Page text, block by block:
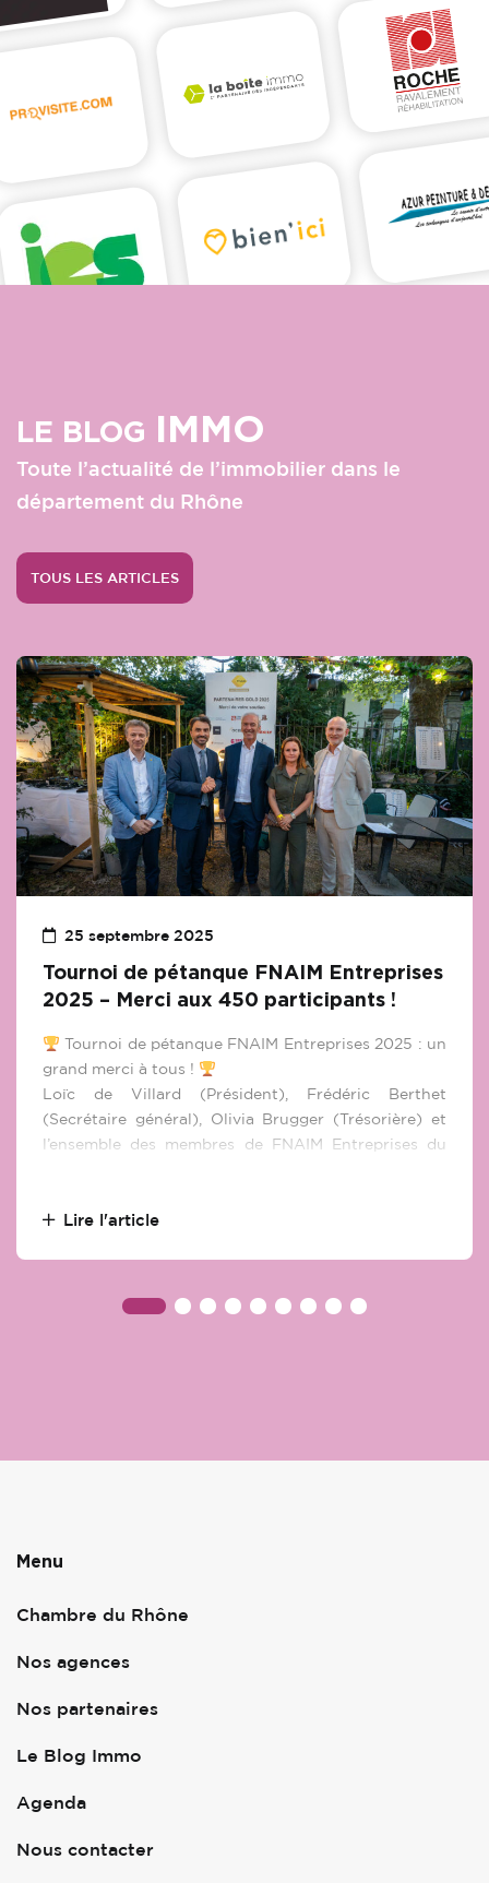
LE BLOG IMMO
Toute l’actualité de l’immobilier dans le
département du Rhône
TOUS LES ARTICLES
25 septembre 2025
Tournoi de pétanque FNAIM Entreprises
2025 – Merci aux 450 participants !
Tournoi de pétanque FNAIM Entreprises 2025 : un
grand merci à tous !
Loïc de Villard (Président), Frédéric Berthet
(Secrétaire général), Olivia Brugger (Trésorière) et
l’ensemble des membres de FNAIM Entreprises du
collaborateurs qui ont fait de cette édition 2025 un
placée sous le signe de la convivialité et du partage.
Lire l'article
Menu
Chambre du Rhône
Nos agences
Nos partenaires
Le Blog Immo
Agenda
Nous contacter